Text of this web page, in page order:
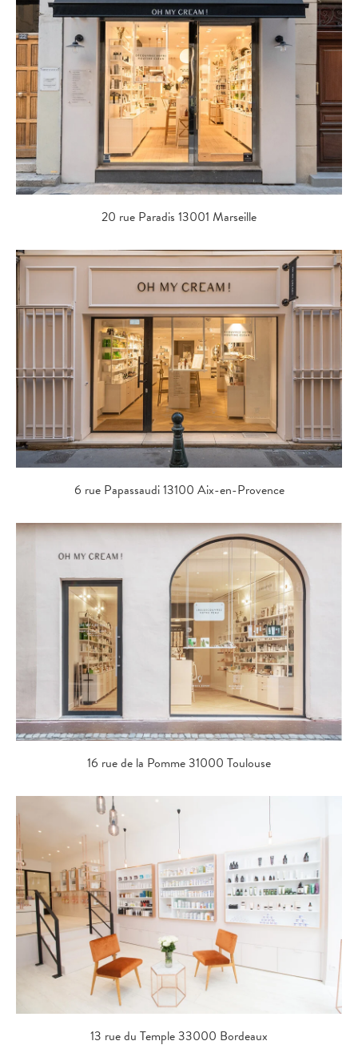
20 rue Paradis 13001 Marseille
6 rue Papassaudi 13100 Aix-en-Provence
16 rue de la Pomme 31000 Toulouse
13 rue du Temple 33000 Bordeaux